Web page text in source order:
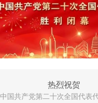
热烈祝贺
中国共产党第二十次全国代表